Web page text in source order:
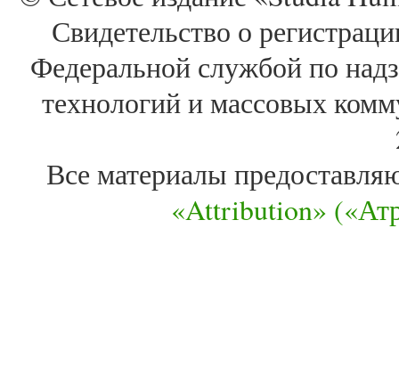
Свидетельство о
Федеральной службой по
технологий и массовых
Все материалы
«Attribution»